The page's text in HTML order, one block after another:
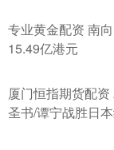
专业黄金配资 南
15.49亿港元
厦门恒指期货配
圣书/谭宁战胜日